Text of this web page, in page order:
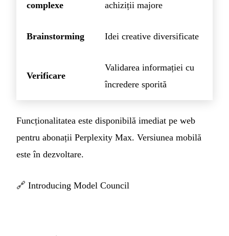
complexe
achiziții majore
Brainstorming Idei creative diversificate
Verificare
Validarea informației cu
încredere sporită
Funcționalitatea este disponibilă imediat pe web
pentru abonații Perplexity Max. Versiunea mobilă
este în dezvoltare.
🔗 Introducing Model Council